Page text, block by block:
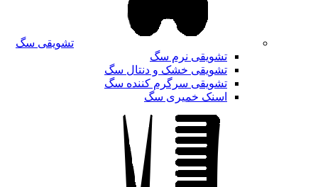
تشویقی سگ
تشویقی نرم سگ
تشویقی خشک و دنتال سگ
تشویقی سرگرم کننده سگ
اسنک خمیری سگ